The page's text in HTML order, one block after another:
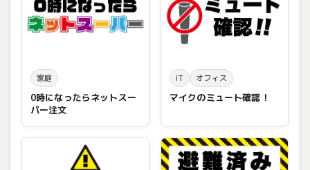
家庭
0時になったらネットスー
パー注文
IT オフィス
マイクのミュート確認！